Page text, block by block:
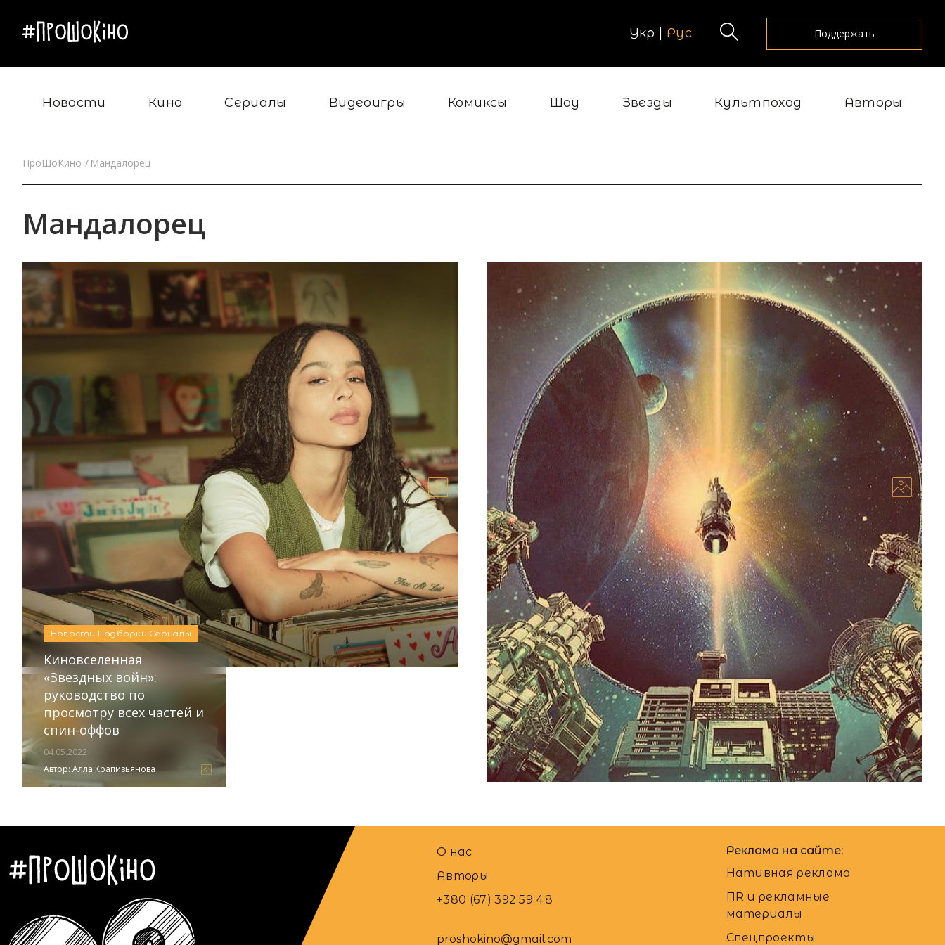
Укр Рус Поддержать
Новости Кино Сериалы Видеоигры Комиксы Шоу Звезды Культпоход Авторы
ПроШоКино Мандалорец
Мандалорец
Новости ПодборкиСериалы
Топ-5 сериалов, снятых по фильмам
Популярные адаптации книг поражают, но адаптируют под сериалы не
только книги, но и популярные фильмы. За многие десятилетия киноленты
обрели новое дыхание в...
22.03.2025
АвторыАлина Бондарева,Алла Крапивьянова
НовостиПодборкиСериалы
Топ-7 космических сериалов
Сериалы о космических миссиях, других мирах, путешествиях в далекие
галактики всегда занимали особое место в предпочтениях зрителей. В
материале ПроШоКино мы собрали самые...
02.07.2023
АвторыАлина Бондарева Алла Крапивьянова
Новости Подборки Сериалы
Киновселенная
«Звездных войн»:
руководство по
просмотру всех частей и
спин-оффов
04.05.2022
Автор: Алла Крапивьянова
О нас
Авторы
+380 (67) 392 59 48
proshokino@gmail.com
Реклама на сайте:
Нативная реклама
ПR и рекламные
материалы
Спецпроекты